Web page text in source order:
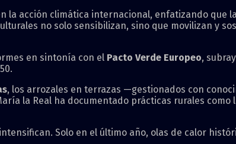
la acción climática internacional, enfatizando que
no solo sensibilizan, sino que movilizan y
en sintonía con el Pacto Verde Europeo,
, los arrozales en terrazas —gestionados con
la Real ha documentado prácticas rurales
Solo en el último año, olas de calor